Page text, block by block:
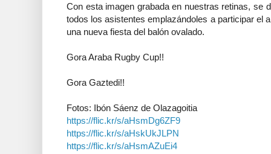
Con esta imagen grabada en nuestras retinas, se
todos los asistentes emplazándoles a participar el
una nueva fiesta del balón ovalado.
Gora Araba Rugby Cup!!
Gora Gaztedi!!
Fotos: Ibón Sáenz de Olazagoitia
https://flic.kr/s/aHsmDg6ZF9
https://flic.kr/s/aHskUkJLPN
https://flic.kr/s/aHsmAZuEi4